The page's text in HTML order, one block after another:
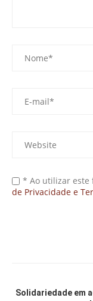
* Ao utilizar este
de Privacidade e
Solidariedade em